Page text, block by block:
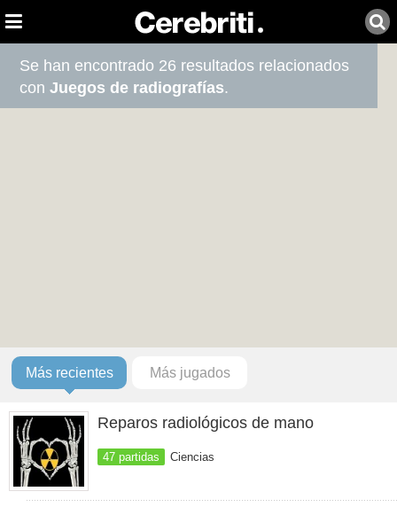
Se han encontrado 26 resultados relacionados
conJuegos de radiografías.
Más recientes Más jugados
Reparos radiológicos de mano
47 partidas Ciencias